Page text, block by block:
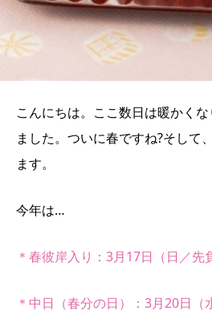
こんにちは。ここ数日は暖かく
ました。ついに春ですね?そして
ます。
今年は…
＊春彼岸入り：3月17日（日／先
＊中日（春分の日）：3月20日（